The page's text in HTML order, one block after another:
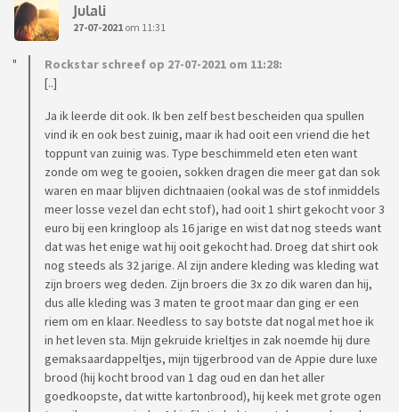
Julali
27-07-2021 om 11:31
Rockstar schreef op 27-07-2021 om 11:28:
[..]
Ja ik leerde dit ook. Ik ben zelf best bescheiden qua spullen
vind ik en ook best zuinig, maar ik had ooit een vriend die het
toppunt van zuinig was. Type beschimmeld eten eten want
zonde om weg te gooien, sokken dragen die meer gat dan sok
waren en maar blijven dichtnaaien (ookal was de stof inmiddels
meer losse vezel dan echt stof), had ooit 1 shirt gekocht voor 3
euro bij een kringloop als 16 jarige en wist dat nog steeds want
dat was het enige wat hij ooit gekocht had. Droeg dat shirt ook
nog steeds als 32 jarige. Al zijn andere kleding was kleding wat
zijn broers weg deden. Zijn broers die 3x zo dik waren dan hij,
dus alle kleding was 3 maten te groot maar dan ging er een
riem om en klaar. Needless to say botste dat nogal met hoe ik
in het leven sta. Mijn gekruide krieltjes in zak noemde hij dure
gemaksaardappeltjes, mijn tijgerbrood van de Appie dure luxe
brood (hij kocht brood van 1 dag oud en dan het aller
goedkoopste, dat witte kartonbrood), hij keek met grote ogen